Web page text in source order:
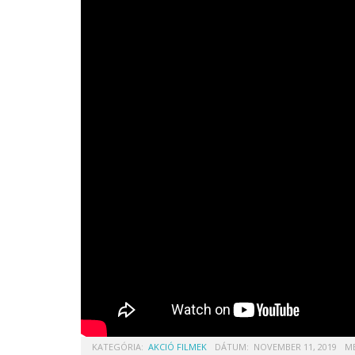
KATEGÓRIA: AKCIÓ FILMEK DÁTUM: NOVEMBER 11, 2019